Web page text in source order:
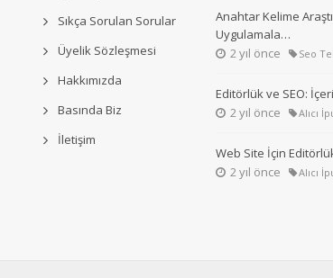
Sıkça Sorulan Sorular
Üyelik Sözleşmesi
Hakkımızda
Basında Biz
İletişim
Anahtar Kelime
Uygulamala…
2 yıl önce
Seo
Editörlük ve SEO:
2 yıl önce
Alıcı
Web Site İçin
2 yıl önce
Alıcı